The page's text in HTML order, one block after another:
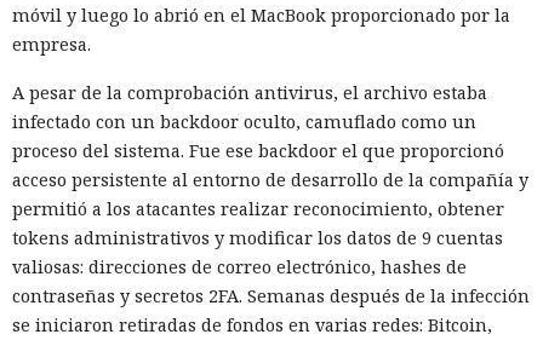
móvil y luego lo abrió en el MacBook proporcionado por la
empresa.
A pesar de la comprobación antivirus, el archivo estaba
infectado con un backdoor oculto, camuflado como un
proceso del sistema. Fue ese backdoor el que proporcionó
acceso persistente al entorno de desarrollo de la compañía y
permitió a los atacantes realizar reconocimiento, obtener
tokens administrativos y modificar los datos de 9 cuentas
valiosas: direcciones de correo electrónico, hashes de
contraseñas y secretos 2FA. Semanas después de la infección
se iniciaron retiradas de fondos en varias redes: Bitcoin,